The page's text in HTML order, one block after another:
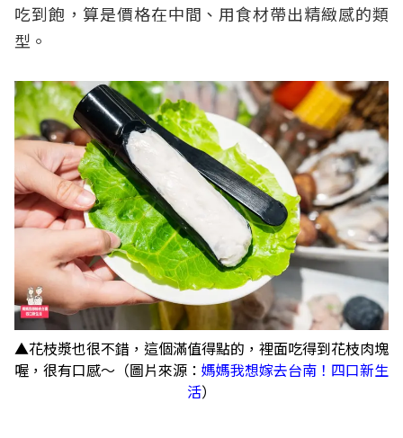
吃到飽，算是價格在中間、用食材帶出精緻感的類
型。
▲花枝漿也很不錯，這個滿值得點的，裡面吃得到花枝肉塊
喔，很有口感～（圖片來源： 媽媽我想嫁去台南！四口新生
活）